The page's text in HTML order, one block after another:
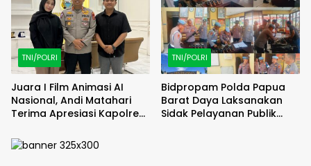
TNI/POLRI
Juara I Film Animasi AI
Nasional, Andi Matahari
Terima Apresiasi Kapolres
TNI/POLRI
Bidpropam Polda Papua
Barat Daya Laksanakan
Sidak Pelayanan Publik